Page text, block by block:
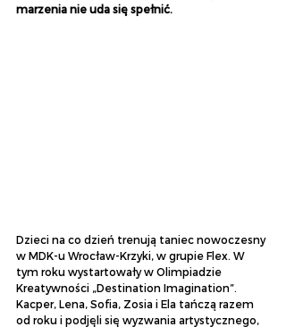
marzenia nie uda się spełnić.
Dzieci na co dzień trenują taniec nowoczesny
w MDK-u Wrocław-Krzyki, w grupie Flex. W
tym roku wystartowały w Olimpiadzie
Kreatywności „Destination Imagination”.
Kacper, Lena, Sofia, Zosia i Ela tańczą razem
od roku i podjęli się wyzwania artystycznego,